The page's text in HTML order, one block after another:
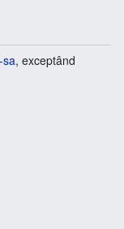
sa, exceptând